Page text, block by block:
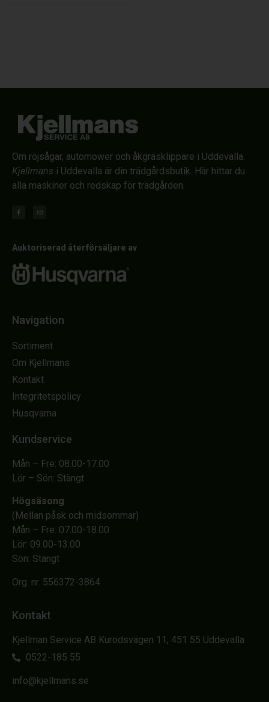
Om röjsågar, automower och åkgräsklippare i Uddevalla.
Kjellmans i Uddevalla är din trädgårdsbutik. Här hittar du
alla maskiner och redskap för trädgården.
Auktoriserad återförsäljare av
Navigation
Sortiment
Om Kjellmans
Kontakt
Integritetspolicy
Husqvarna
Kundservice
Mån – Fre: 08.00-17.00
Lör – Sön: Stängt
Högsäsong
(Mellan påsk och midsommar)
Mån – Fre: 07.00-18.00
Lör: 09.00-13.00
Sön: Stängt
Org. nr. 556372-3864
Kontakt
Kjellman Service AB Kurödsvägen 11, 451 55 Uddevalla
0522-185 55
info@kjellmans.se